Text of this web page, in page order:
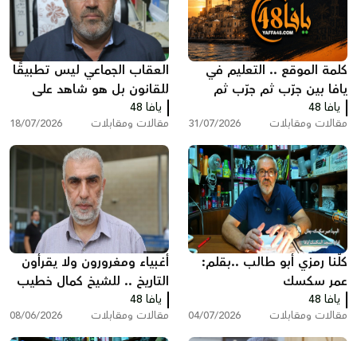
كلمة الموقع .. التعليم في
يافا بين جرّب ثم جرّب ثم
انظر ماذا سيحدث!
يافا 48
مقالات ومقابلات 31/07/2026
العقاب الجماعي ليس تطبيقًا
للقانون بل هو شاهد على
تخبط المؤسسه الرسمية
بقلم : عمر سكسك
يافا 48
مقالات ومقابلات 18/07/2026
كلّنا رمزي أبو طالب ..بقلم:
عمر سكسك
يافا 48
مقالات ومقابلات 04/07/2026
أغبياء ومغرورون ولا يقرأون
التاريخ .. للشيخ كمال خطيب
يافا 48
مقالات ومقابلات 08/06/2026